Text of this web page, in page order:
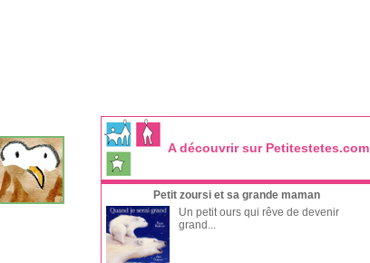
A découvrir sur Petitestetes.com
Petit zoursi et sa grande maman
Un petit ours qui rêve de devenir
grand...